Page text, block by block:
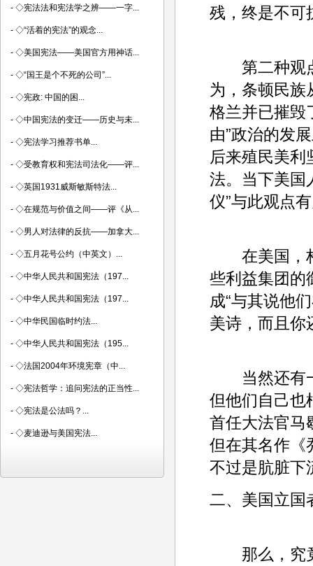
残，终是不
第二种观点
为，条顿民族
格兰并已摧毁
由”政治的发
后来殖民美利
法。当下美国
仪”与此观点
在美国，构
些利益集团的
成“与其说他
美诗，而且你
当然还有一
但他们自己也
首任大法官马
但在其名作《
不过是肮脏下
二、美国立国
那么，究竟
- ◇宪法法和宪法学之辨——一字...
- ◇“活着的宪法”的观念...
- ◇美国宪法——美国官方用神话...
- ◇“国王是个不死的公司”...
- ◇宪政: 中国的困...
- ◇中国宪法的变迁——历史与未...
- ◇宪法学习推荐书单...
- ◇受教育权和宪法司法化——评...
- ◇英国1931威斯敏斯特法...
- ◇在规范与价值之间——评《从...
- ◇男人对法律的反抗——加拿大...
- ◇五月花号公约（中英文）...
- ◇中华人民共和国宪法（197...
- ◇中华人民共和国宪法（197...
- ◇中华民国临时约法...
- ◇中华人民共和国宪法（195...
- ◇法国2004年环境宪章（中...
- ◇宪法哲学：追问宪法的正当性...
- ◇宪法是公法吗？...
- ◇麦迪逊与美国宪法...